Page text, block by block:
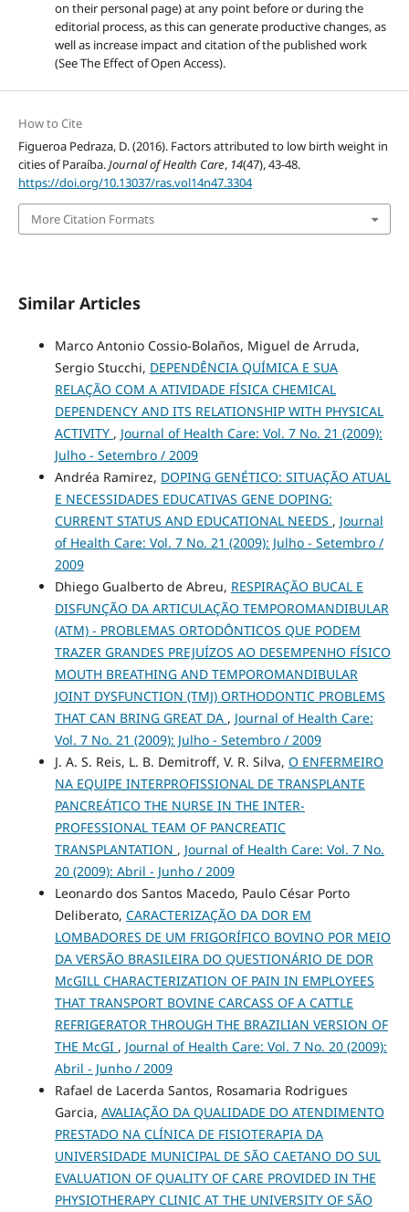
on their personal page) at any point before or during the
editorial process, as this can generate productive changes, as
well as increase impact and citation of the published work
(See The Effect of Open Access).
How to Cite
Figueroa Pedraza, D. (2016). Factors attributed to low birth weight in
cities of Paraíba.Journal of Health Care, 14(47), 43-48.
https://doi.org/10.13037/ras.vol14n47.3304
More Citation Formats
Similar Articles
Marco Antonio Cossio-Bolaños, Miguel de Arruda,
Sergio Stucchi, DEPENDÊNCIA QUÍMICA E SUA
RELAÇÃO COM A ATIVIDADE FÍSICA CHEMICAL
DEPENDENCY AND ITS RELATIONSHIP WITH PHYSICAL
ACTIVITY , Journal of Health Care: Vol. 7 No. 21 (2009):
Julho - Setembro / 2009
Andréa Ramirez, DOPING GENÉTICO: SITUAÇÃO ATUAL
E NECESSIDADES EDUCATIVAS GENE DOPING:
CURRENT STATUS AND EDUCATIONAL NEEDS , Journal
of Health Care: Vol. 7 No. 21 (2009): Julho - Setembro /
2009
Dhiego Gualberto de Abreu, RESPIRAÇÃO BUCAL E
DISFUNÇÃO DA ARTICULAÇÃO TEMPOROMANDIBULAR
(ATM) - PROBLEMAS ORTODÔNTICOS QUE PODEM
TRAZER GRANDES PREJUÍZOS AO DESEMPENHO FÍSICO
MOUTH BREATHING AND TEMPOROMANDIBULAR
JOINT DYSFUNCTION (TMJ) ORTHODONTIC PROBLEMS
THAT CAN BRING GREAT DA , Journal of Health Care:
Vol. 7 No. 21 (2009): Julho - Setembro / 2009
J. A. S. Reis, L. B. Demitroff, V. R. Silva, O ENFERMEIRO
NA EQUIPE INTERPROFISSIONAL DE TRANSPLANTE
PANCREÁTICO THE NURSE IN THE INTER-
PROFESSIONAL TEAM OF PANCREATIC
TRANSPLANTATION , Journal of Health Care: Vol. 7 No.
20 (2009): Abril - Junho / 2009
Leonardo dos Santos Macedo, Paulo César Porto
Deliberato, CARACTERIZAÇÃO DA DOR EM
LOMBADORES DE UM FRIGORÍFICO BOVINO POR MEIO
DA VERSÃO BRASILEIRA DO QUESTIONÁRIO DE DOR
McGILL CHARACTERIZATION OF PAIN IN EMPLOYEES
THAT TRANSPORT BOVINE CARCASS OF A CATTLE
REFRIGERATOR THROUGH THE BRAZILIAN VERSION OF
THE McGI , Journal of Health Care: Vol. 7 No. 20 (2009):
Abril - Junho / 2009
Rafael de Lacerda Santos, Rosamaria Rodrigues
Garcia, AVALIAÇÃO DA QUALIDADE DO ATENDIMENTO
PRESTADO NA CLÍNICA DE FISIOTERAPIA DA
UNIVERSIDADE MUNICIPAL DE SÃO CAETANO DO SUL
EVALUATION OF QUALITY OF CARE PROVIDED IN THE
PHYSIOTHERAPY CLINIC AT THE UNIVERSITY OF SÃO